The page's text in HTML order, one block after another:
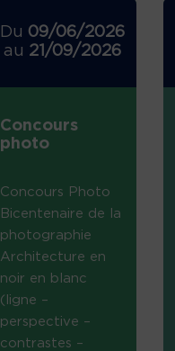
Du 09/06/2026
au 21/09/2026
Concours
photo
Concours Photo
Bicentenaire de la
photographie
Architecture en
noir en blanc
(ligne –
perspective –
contrastes –